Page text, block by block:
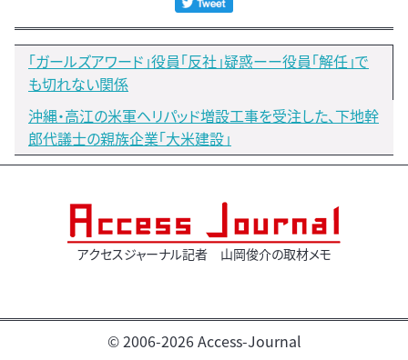
「ガールズアワード」役員「反社」疑惑ーー役員「解任」で
も切れない関係
沖縄・高江の米軍ヘリパッド増設工事を受注した、下地幹
郎代議士の親族企業「大米建設」
アクセスジャーナル記者 山岡俊介の取材メモ
© 2006-2026 Access-Journal